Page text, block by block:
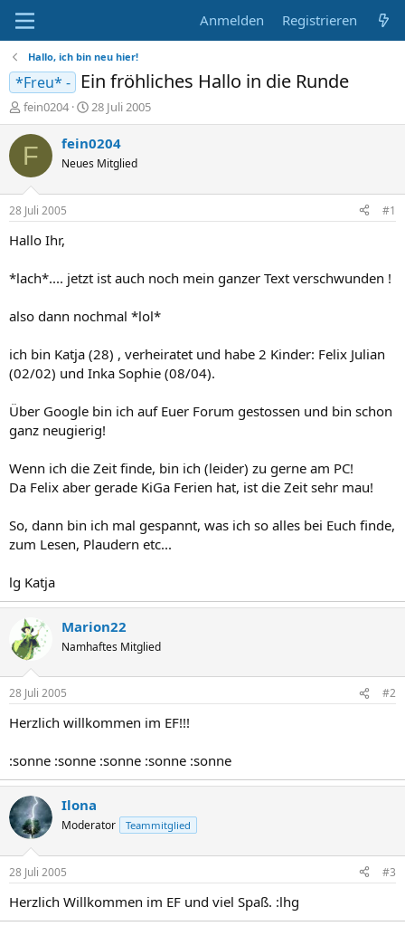
Anmelden Registrieren
Hallo, ich bin neu hier!
*Freu* - Ein fröhliches Hallo in die Runde
E
r
s
e
r
fein0204
E
r
s
e
t
28 Juli 2005
F fein0204
Neues Mitglied
28 Juli 2005 #1
Hallo Ihr,
*lach*.... jetzt ist auch noch mein ganzer Text verschwunden !
also dann nochmal *lol*
ich bin Katja (28) , verheiratet und habe 2 Kinder: Felix Julian
(02/02) und Inka Sophie (08/04).
Über Google bin ich auf Euer Forum gestossen und bin schon
ganz neugierig!
Wenn ich die Zeit finde, bin ich (leider) zu gerne am PC!
Da Felix aber gerade KiGa Ferien hat, ist die Zeit sehr mau!
So, dann bin ich mal gespannt, was ich so alles bei Euch finde,
zum Lesen, Plaudern etc...
lg Katja
Marion22
Namhaftes Mitglied
28 Juli 2005 #2
Herzlich willkommen im EF!!!
:sonne :sonne :sonne :sonne :sonne
Ilona
Moderator Teammitglied
28 Juli 2005 #3
Herzlich Willkommen im EF und viel Spaß. :lhg